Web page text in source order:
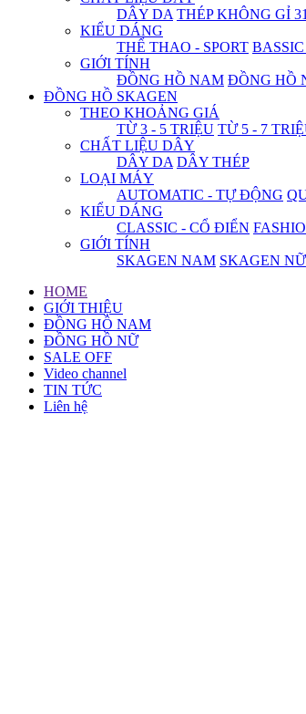
DÂY DA THÉP KHÔNG GỈ
KIỂU DÁNG
THỂ THAO - SPORT
GIỚI TÍNH
ĐỒNG HỒ NAM ĐỒNG HỒ
ĐỒNG HỒ SKAGEN
THEO KHOẢNG GIÁ
TỪ 3 - 5 TRIỆU TỪ 5 - 7
CHẤT LIỆU DÂY
DÂY DA DÂY THÉP
LOẠI MÁY
AUTOMATIC - TỰ ĐỘNG
KIỂU DÁNG
CLASSIC - CỔ ĐIỂN
GIỚI TÍNH
SKAGEN NAM SKAGEN NỮ
HOME
GIỚI THIỆU
ĐỒNG HỒ NAM
ĐỒNG HỒ NỮ
SALE OFF
Video channel
TIN TỨC
Liên hệ